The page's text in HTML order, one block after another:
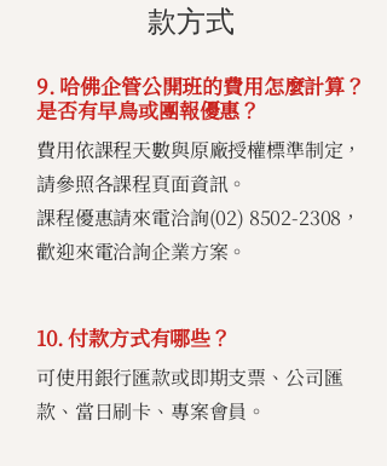
款方式
9. 哈佛企管公開班的費用怎麼計算？
是否有早鳥或團報優惠？
費用依課程天數與原廠授權標準制定，
請參照各課程頁面資訊。
課程優惠請來電洽詢(02) 8502-2308 ，
歡迎來電洽詢企業方案。
10. 付款方式有哪些？
可使用銀行匯款或即期支票、公司匯
款、當日刷卡、專案會員。